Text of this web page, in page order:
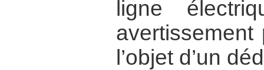
ligne
l’objet d’un